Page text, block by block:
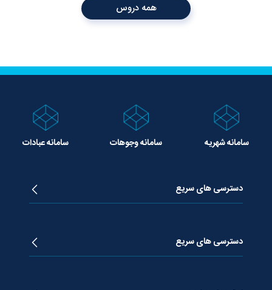
همه دروس
سامانه شهریه سامانه وجوهات سامانه عبادات
دسترسی های سریع
دسترسی های سریع